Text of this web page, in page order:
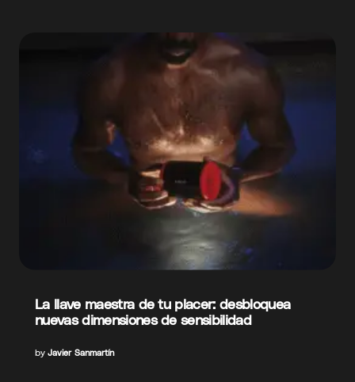
La llave maestra de tu placer: desbloquea
nuevas dimensiones de sensibilidad
by Javier Sanmartín